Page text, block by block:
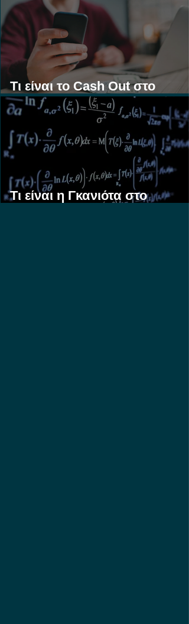
Τι είναι το Cash Out στο
Στοίχημα;
Τι είναι η Γκανιότα στο